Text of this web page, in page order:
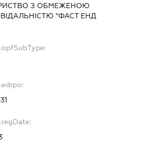
З ОБМЕЖЕНОЮ
"ФАСТ ЕНД